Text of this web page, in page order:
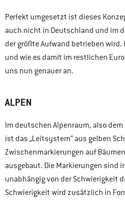
Perfekt umgesetzt ist dieses
auch nicht in Deutschland und im
der größte Aufwand betrieben wird.
und wie es damit im restlichen
uns nun genauer an.
ALPEN
Im deutschen Alpenraum, also
ist das „Leitsystem“ aus gelben
Zwischenmarkierungen auf
ausgebaut. Die Markierungen sind
unabhängig von der Schwierigkeit
Schwierigkeit wird zusätzlich in